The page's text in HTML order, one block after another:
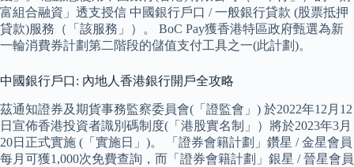
富組合融資」透支授信 中國銀行戶口 / 一般銀行貸款 (股票抵押
貸款)服務（「該服務」）。 BoC Pay獲香港特區政府甄選為新
一輪消費券計劃第二階段的儲值支付工具之一(此計劃)。
中國銀行戶口: 內地人香港銀行開戶全攻略
茲通知證券及期貨事務監察委員會(「證監會」) 於2022年12月12
日宣佈香港投資者識別碼制度(「港股實名制」）將於2023年3月
20日正式實施 (「實施日」)。 「證券會籍計劃」鑽星 / 金星會員
每月可獲1,000次免費查詢，而「證券會籍計劃」銀星 / 晉星會員